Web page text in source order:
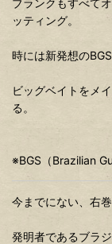
ッティング。
時には新発想の
ビッグベイトをメ
る。
※BGS（Brazilian
今までにない、右
発明者であるブラ